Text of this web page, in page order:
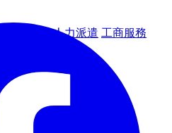
人力派遣 工商服務